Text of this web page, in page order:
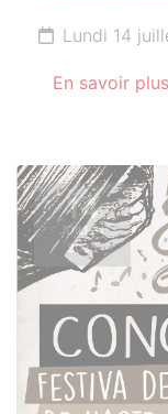
Lundi 14
En savoir plus
14
JUILLET
2025